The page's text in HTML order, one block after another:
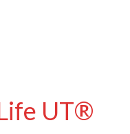
UT®